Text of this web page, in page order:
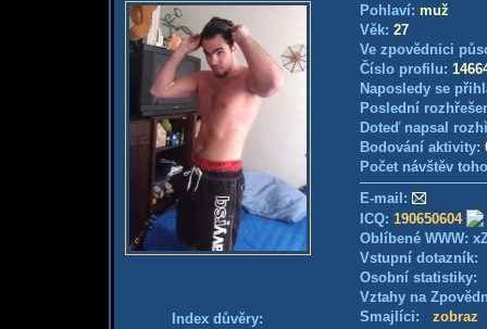
Index důvěry:
Pohlaví: muž
Věk: 27
Ve zpovědnici
Číslo profilu:
Naposledy se
Poslední
Doteď napsal
Bodování aktivity:
Počet návštěv
E-mail:
ICQ: 190650604
Oblíbené WWW:
Vstupní
Osobní
Vztahy na
Smajlíci: zobraz